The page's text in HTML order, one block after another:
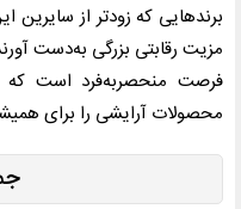
برندهایی که زودتر از سایرین
مزیت رقابتی بزرگی به‌دست
فرصت منحصربه‌فرد است که
محصولات آرایشی را برای